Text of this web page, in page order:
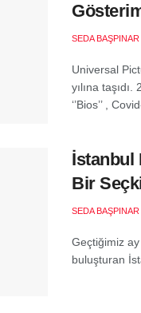
SEDA BAŞPINAR
Universal
yılına
‘’Bios’’ ,
İstanbul
Bir
SEDA BAŞPINAR
Geçtiğimiz
buluşturan